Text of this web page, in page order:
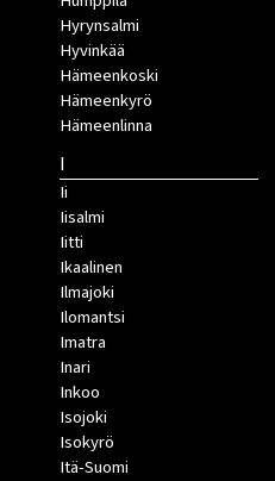
Hyrynsalmi
Hyvinkää
Hämeenkoski
Hämeenkyrö
Hämeenlinna
I
Ii
Iisalmi
Iitti
Ikaalinen
Ilmajoki
Ilomantsi
Imatra
Inari
Inkoo
Isojoki
Isokyrö
Itä-Suomi